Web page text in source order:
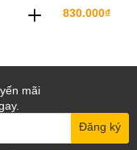
830.000₫
mãi
Đăng ký